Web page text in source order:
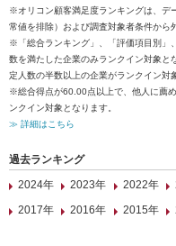
※オリコン顧客満足度ランキングは、デ
常値を排除）および調査対象者条件から
※「総合ランキング」、「評価項目別」
数を満たした企業のみランクイン対象と
定人数の半数以上の企業がランクイン対
※総合得点が60.00点以上で、他人に薦
ンクイン対象となります。
≫ 詳細はこちら
過去ランキング
2024年
2023年 2022年
2017年
2016年 2015年